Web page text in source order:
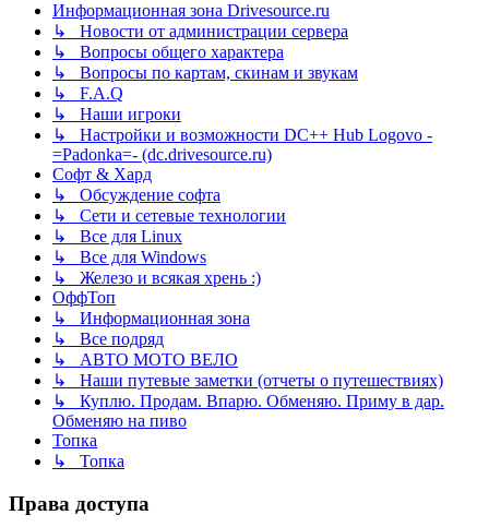
Информационная зона Drivesource.ru
↳ Новости от администрации сервера
↳ Вопросы общего характера
↳ Вопросы по картам, скинам и звукам
↳ F.A.Q
↳ Наши игроки
↳ Настройки и возможности DC++ Hub Logovo -
=Padonka=- (dc.drivesource.ru)
Софт & Хард
↳ Обсуждение софта
↳ Сети и сетевые технологии
↳ Все для Linux
↳ Все для Windows
↳ Железо и всякая хрень :)
ОффТоп
↳ Информационная зона
↳ Все подряд
↳ АВТО МОТО ВЕЛО
↳ Наши путевые заметки (отчеты о путешествиях)
↳ Куплю. Продам. Впарю. Обменяю. Приму в дар.
Обменяю на пиво
Топка
↳ Топка
Права доступа